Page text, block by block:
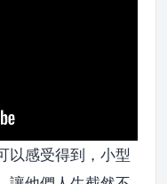
以感受得到，小型